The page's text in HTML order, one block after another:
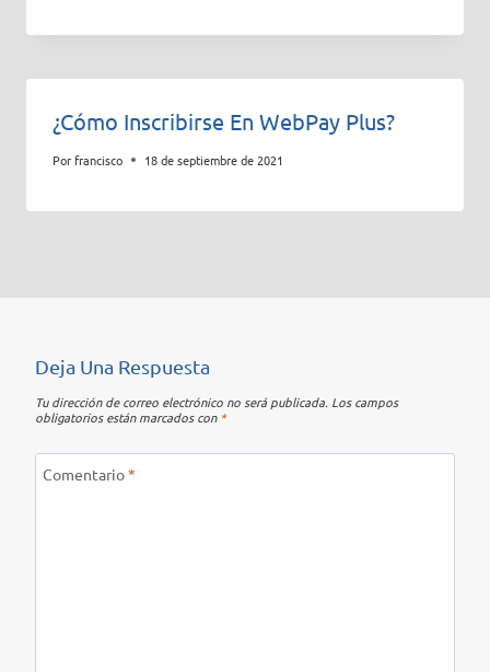
¿Cómo Inscribirse En WebPay Plus?
Porfrancisco 18 de septiembre de 2021
Deja Una Respuesta
Tu dirección de correo electrónico no será publicada. Los campos
obligatorios están marcados con *
Comentario*